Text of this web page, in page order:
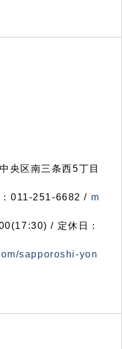
央区南三条西5丁目
011-251-6682 / m
/ 定休日：
sapporoshi-yon